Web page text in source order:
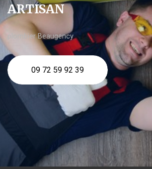
ARTISAN
plombier Beaugency
09 72 59 92 39